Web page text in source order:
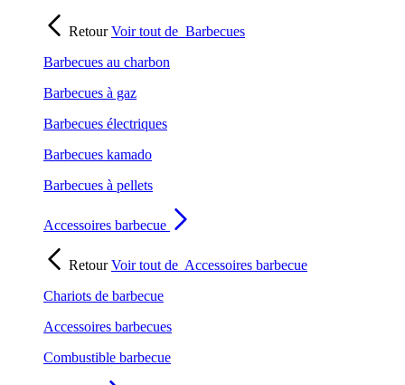
RetourVoir tout de Barbecues
Barbecues au charbon
Barbecues à gaz
Barbecues électriques
Barbecues kamado
Barbecues à pellets
Accessoires barbecue
RetourVoir tout de Accessoires barbecue
Chariots de barbecue
Accessoires barbecues
Combustible barbecue